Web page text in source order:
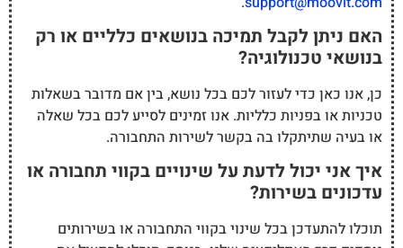
האם ניתן לקבל תמיכה בנושאים כלליים או רק
בנושאי טכנולוגיה?
כן, אנו כאן כדי לעזור לכם בכל נושא, בין אם מדובר בשאלות
טכניות או בפניות כלליות. אנו זמינים לסייע לכם בכל שאלה
או בעיה שתיתקלו בה בקשר לשירות התחבורה.
איך אני יכול לדעת על שינויים בקווי תחבורה או
עדכונים בשירות?
תוכלו להתעדכן בכל שינוי בקווי התחבורה או בשירותים